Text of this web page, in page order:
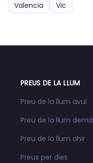
Valencia
Vic
PREUS DE LA LLUM
Preu de la llum avui
Preu de la llum demà
Preu de la llum ahir
Preus per dies